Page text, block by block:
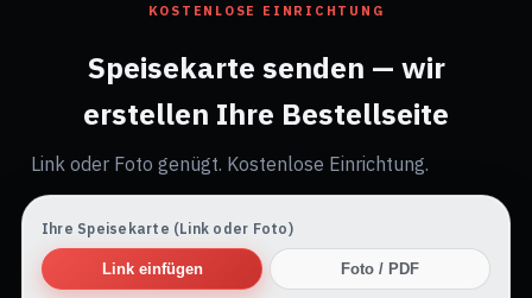
KOSTENLOSE EINRICHTUNG
Speisekarte senden — wir
erstellen Ihre Bestellseite
Link oder Foto genügt. Kostenlose Einrichtung.
Ihre Speisekarte (Link oder Foto)
Link einfügen Foto / PDF